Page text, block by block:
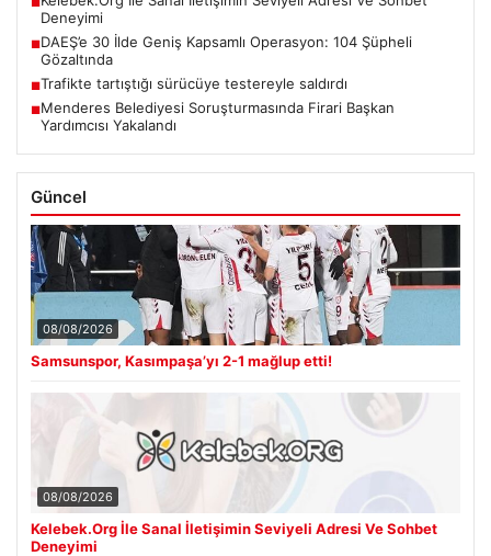
Deneyimi
■DAEŞ’e 30 İlde Geniş Kapsamlı Operasyon: 104 Şüpheli
Gözaltında
■Trafikte tartıştığı sürücüye testereyle saldırdı
■Menderes Belediyesi Soruşturmasında Firari Başkan
Yardımcısı Yakalandı
Güncel
08/08/2026
Samsunspor, Kasımpaşa’yı 2-1 mağlup etti!
08/08/2026
Kelebek.Org İle Sanal İletişimin Seviyeli Adresi Ve Sohbet
Deneyimi